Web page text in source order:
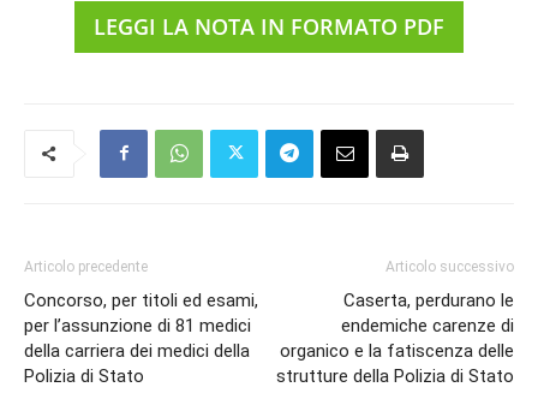
LEGGI LA NOTA IN FORMATO PDF
Articolo precedente
Concorso, per titoli ed esami,
per l’assunzione di 81 medici
della carriera dei medici della
Polizia di Stato
Articolo successivo
Caserta, perdurano le
endemiche carenze di
organico e la fatiscenza delle
strutture della Polizia di Stato